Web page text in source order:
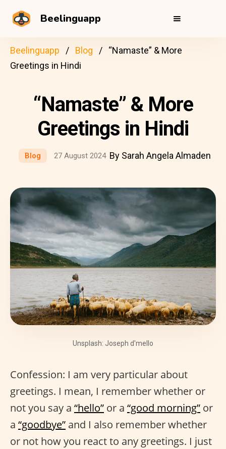
Beelinguapp
Beelinguapp Blog
“Namaste” & More
Greetings in Hindi
“Namaste” & More
Greetings in Hindi
Blog 27 August 2024 By Sarah Angela Almaden
Unsplash: Joseph d'mello
Confession: I am very particular about
greetings. I mean, I remember whether or
not you say a “hello” or a “good morning” or
a “goodbye” and I also remember whether
or not how you react to any greetings. I just